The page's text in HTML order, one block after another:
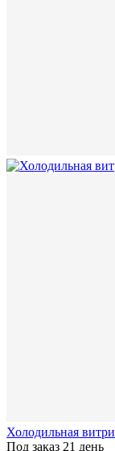
Холодильная
Под заказ 21 день